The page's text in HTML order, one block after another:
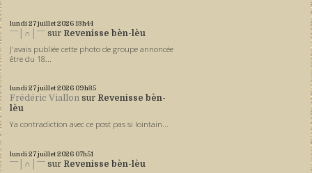
lundi 27juillet 202613h44
ˉˉˉ│∩│ˉˉˉ sur Revenisse bèn-lèu
J'avais publiée cette photo de groupe annoncée
être du 18...
lundi 27juillet 2026 09h35
Frédéric Viallon sur Revenisse bèn-
lèu
Ya contradiction avec ce post pas si lointain...
lundi 27juillet 2026 07h51
ˉˉˉ│∩│ˉˉˉ sur Revenisse bèn-lèu